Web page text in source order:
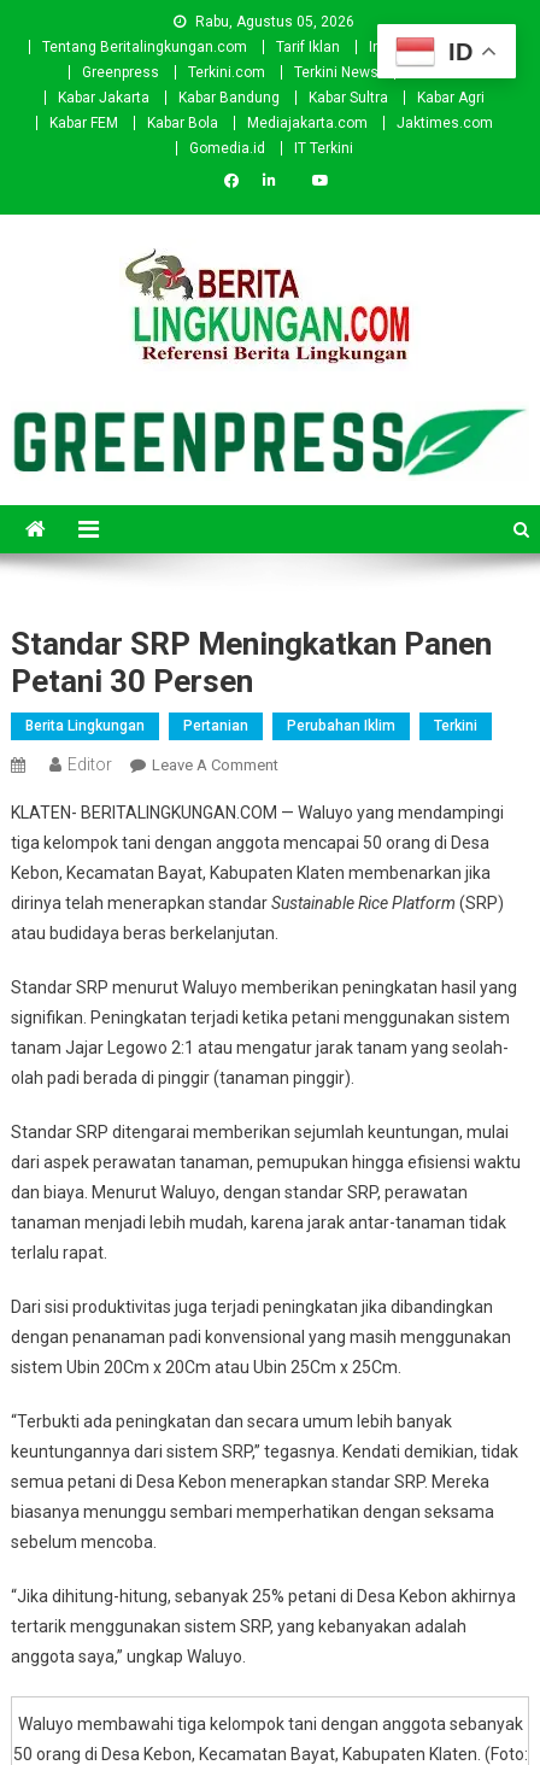
Rabu, Agustus 05, 2026
Tentang Beritalingkungan.com
Tarif Iklan Investor
Donasi
Greenpress
Terkini.com Terkini News
Kabar.id
Kabar Jakarta
Kabar Bandung Kabar Sultra
Kabar Agri
Kabar FEM
Kabar Bola Mediajakarta.com
Jaktimes.com
Gomedia.id
IT Terkini
Standar SRP Meningkatkan Panen
Petani 30 Persen
Berita Lingkungan Pertanian Perubahan Iklim Terkini
Editor Leave A CommentOn
SRP
Meningkatkan
Panen
Petani
KLATEN- BERITALINGKUNGAN.COM — Waluyo yang mendampingi
tiga kelompok tani dengan anggota mencapai 50 orang di Desa
Kebon, Kecamatan Bayat, Kabupaten Klaten membenarkan jika
dirinya telah menerapkan standarSustainable Rice Platform (SRP)
atau budidaya beras berkelanjutan.
Standar SRP menurut Waluyo memberikan peningkatan hasil yang
signifikan. Peningkatan terjadi ketika petani menggunakan sistem
tanam Jajar Legowo 2:1 atau mengatur jarak tanam yang seolah-
olah padi berada di pinggir (tanaman pinggir).
Standar SRP ditengarai memberikan sejumlah keuntungan, mulai
dari aspek perawatan tanaman, pemupukan hingga efisiensi waktu
dan biaya. Menurut Waluyo, dengan standar SRP, perawatan
tanaman menjadi lebih mudah, karena jarak antar-tanaman tidak
terlalu rapat.
Dari sisi produktivitas juga terjadi peningkatan jika dibandingkan
dengan penanaman padi konvensional yang masih menggunakan
sistem Ubin 20Cm x 20Cm atau Ubin 25Cm x 25Cm.
“Terbukti ada peningkatan dan secara umum lebih banyak
keuntungannya dari sistem SRP,” tegasnya. Kendati demikian, tidak
semua petani di Desa Kebon menerapkan standar SRP. Mereka
biasanya menunggu sembari memperhatikan dengan seksama
sebelum mencoba.
“Jika dihitung-hitung, sebanyak 25% petani di Desa Kebon akhirnya
tertarik menggunakan sistem SRP, yang kebanyakan adalah
anggota saya,” ungkap Waluyo.
Waluyo membawahi tiga kelompok tani dengan anggota sebanyak
50 orang di Desa Kebon, Kecamatan Bayat, Kabupaten Klaten. (Foto:
ID